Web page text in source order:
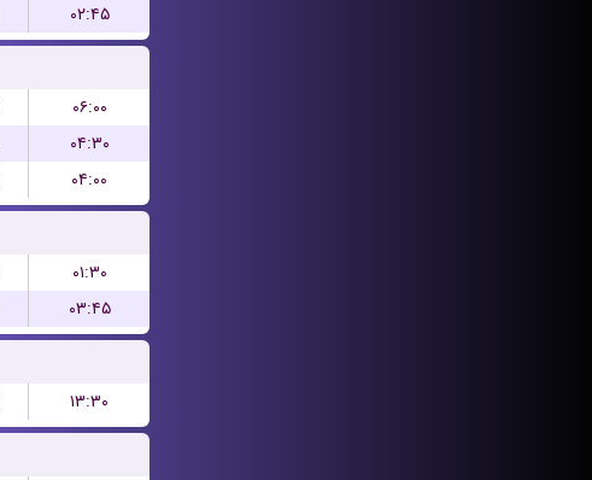
۰۲:۴۵
۰۶:۰۰
۰۴:۳۰
۰۴:۰۰
۰۱:۳۰
۰۳:۴۵
۱۳:۳۰